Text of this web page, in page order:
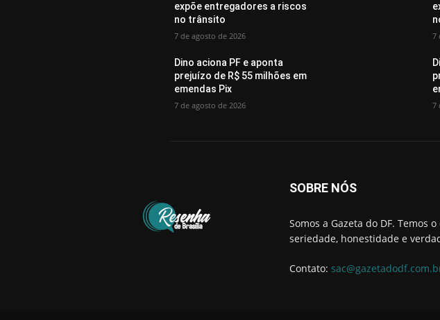
expõe entregadores a riscos
no trânsito
7 de agosto de 2026
Dino aciona PF e aponta
prejuízo de R$ 55 milhões em
emendas Pix
7 de agosto de 2026
7
7
SOBRE NÓS
Somos a Gazeta do DF. Temos
seriedade, honestidade e
Contato: